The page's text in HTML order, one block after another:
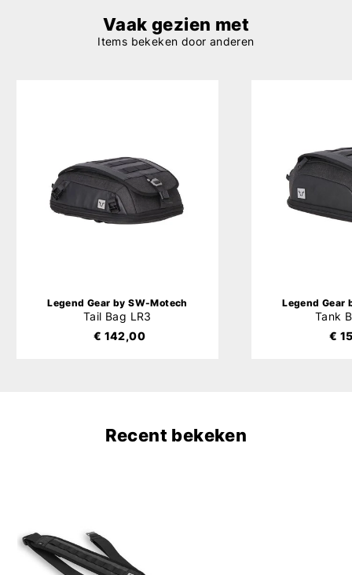
Vaak gezien met
Items bekeken door anderen
Legend Gear by SW-Motech
Tail Bag LR3
€ 142,00
Legend Gear
Tank
€
Recent bekeken